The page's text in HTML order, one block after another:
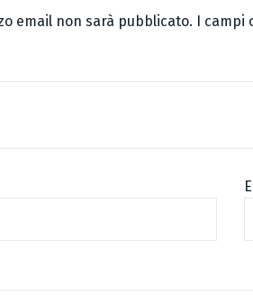
email non sarà pubblicato. I campi